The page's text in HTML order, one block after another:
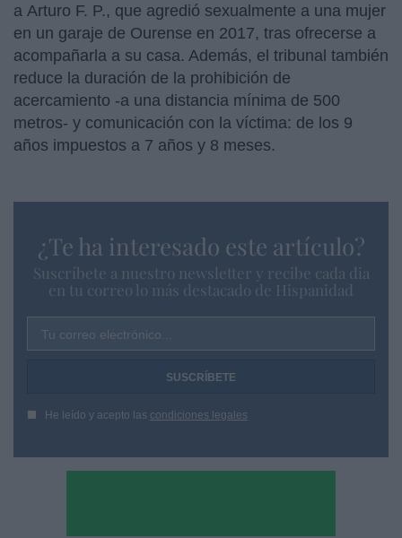
a Arturo F. P., que agredió sexualmente a una mujer
en un garaje de Ourense en 2017, tras ofrecerse a
acompañarla a su casa. Además, el tribunal también
reduce la duración de la prohibición de
acercamiento -a una distancia mínima de 500
metros- y comunicación con la víctima: de los 9
años impuestos a 7 años y 8 meses.
¿Te ha interesado este artículo?
Suscríbete a nuestro newsletter y recibe cada dia
en tu correo lo más destacado de Hispanidad
Tu correo electrónico...
He leído y acepto las condiciones legales